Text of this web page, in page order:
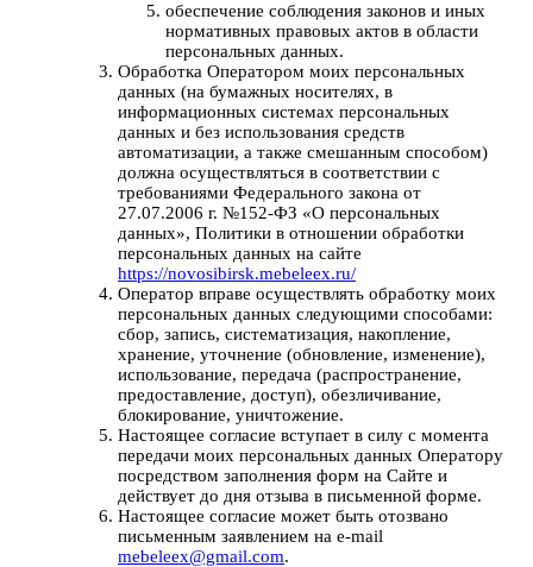
обеспечение соблюдения законов и иных
нормативных правовых актов в области
персональных данных.
Обработка Оператором моих персональных
данных (на бумажных носителях, в
информационных системах персональных
данных и без использования средств
автоматизации, а также смешанным способом)
должна осуществляться в соответствии с
требованиями Федерального закона от
27.07.2006 г. №152-ФЗ «О персональных
данных», Политики в отношении обработки
персональных данных на сайте
https://novosibirsk.mebeleex.ru/
Оператор вправе осуществлять обработку моих
персональных данных следующими способами:
сбор, запись, систематизация, накопление,
хранение, уточнение (обновление, изменение),
использование, передача (распространение,
предоставление, доступ), обезличивание,
блокирование, уничтожение.
Настоящее согласие вступает в силу с момента
передачи моих персональных данных Оператору
посредством заполнения форм на Сайте и
действует до дня отзыва в письменной форме.
Настоящее согласие может быть отозвано
письменным заявлением на e-mail
mebeleex@gmail.com.